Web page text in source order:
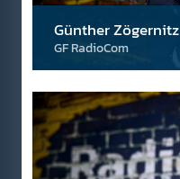
Günther Zögernitz
GF RadioCom